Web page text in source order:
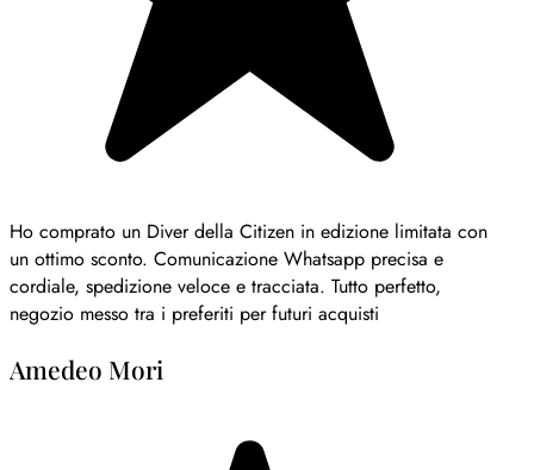
Ho comprato un Diver della Citizen in edizione limitata con
un ottimo sconto. Comunicazione Whatsapp precisa e
cordiale, spedizione veloce e tracciata. Tutto perfetto,
negozio messo tra i preferiti per futuri acquisti
Amedeo Mori